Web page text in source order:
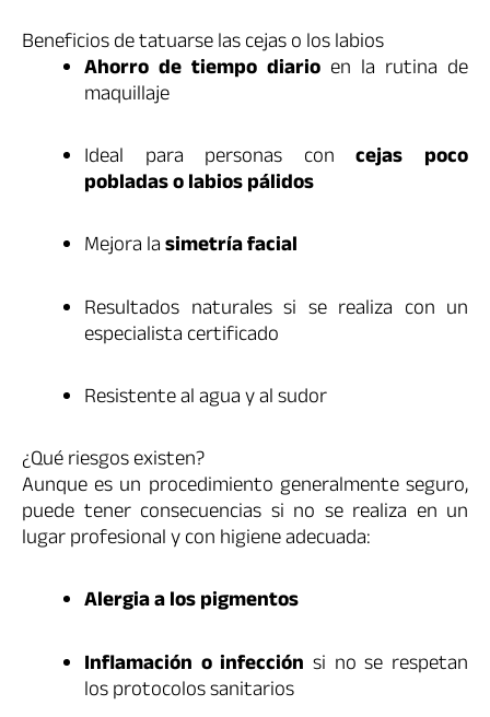
Beneficios de tatuarse las cejas o los labios
Ahorro de tiempo diario en la rutina de
maquillaje
Ideal para personas concejas poco
pobladas o labios pálidos
Mejora lasimetría facial
Resultados naturales si se realiza con un
especialista certificado
Resistente al agua y al sudor
¿Qué riesgos existen?
Aunque es un procedimiento generalmente seguro,
puede tener consecuencias si no se realiza en un
lugar profesional y con higiene adecuada:
Alergia a los pigmentos
Inflamación o infección si no se respetan
los protocolos sanitarios